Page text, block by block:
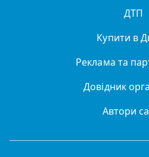
ДТП
Купити в
Реклама та
Довідник
Автори